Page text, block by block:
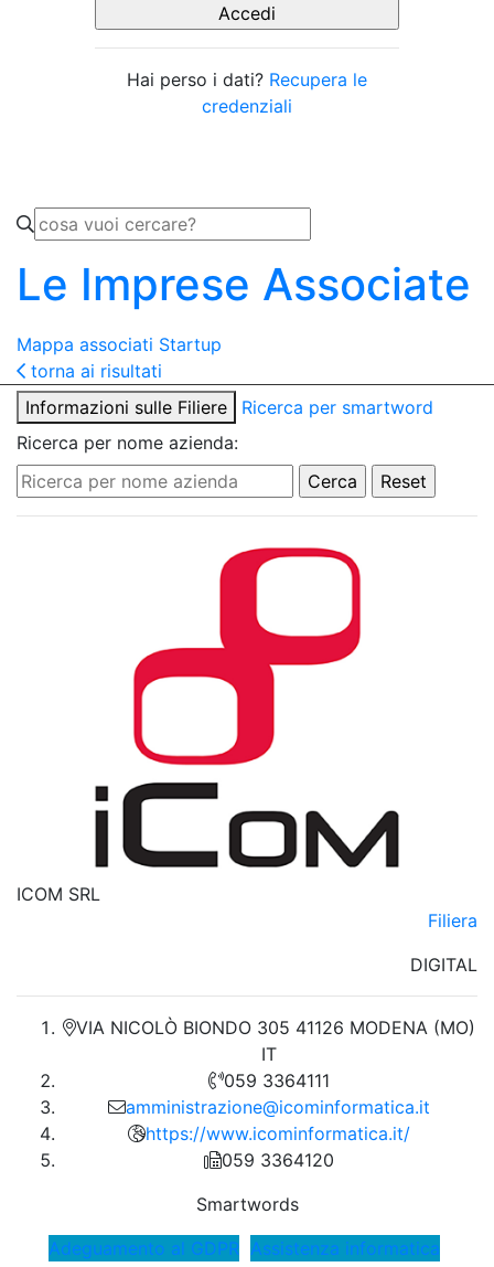
Hai perso i dati? Recupera le
credenziali
Le Imprese Associate
Mappa associati Startup
torna ai risultati
Informazioni sulle Filiere
Ricerca per smartword
Ricerca per nome azienda:
ICOM SRL
Filiera
DIGITAL
VIA NICOLÒ BIONDO 305 41126 MODENA (MO)
IT
059 3364111
amministrazione@icominformatica.it
https://www.icominformatica.it/
059 3364120
Smartwords
Adeguamento al GDPR Assistenza informatica